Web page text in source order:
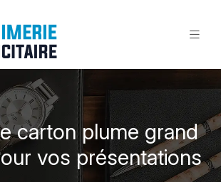
carton plume grand
vos présentations